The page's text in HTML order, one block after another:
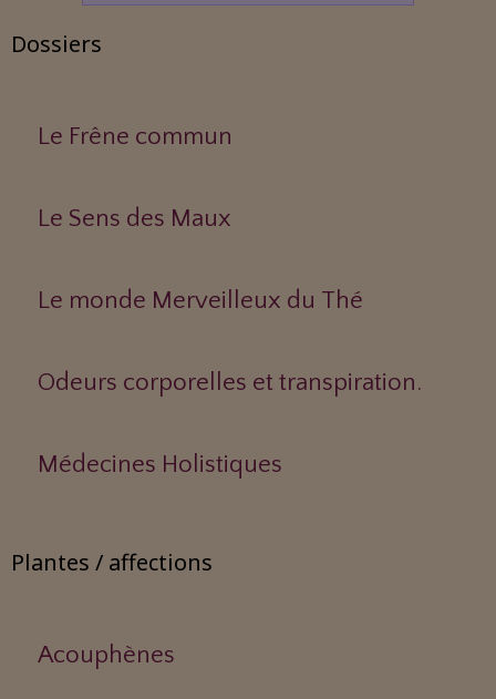
Dossiers
Le Frêne commun
Le Sens des Maux
Le monde Merveilleux du Thé
Odeurs corporelles et transpiration.
Médecines Holistiques
Plantes / affections
Acouphènes